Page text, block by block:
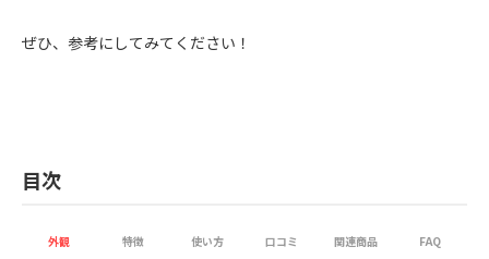
ぜひ、参考にしてみてください！
目次
外観 特徴 使い方 口コミ 関連商品 FAQ